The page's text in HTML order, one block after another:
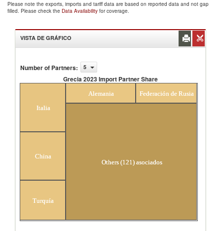
Please note the exports, imports and tariff data are based on reported data and not gap
filled. Please check the Data Availability for coverage.
VISTA DE GRÁFICO
Number of Partners: 5
Grecia 2023 Import Partner Share
Italia
China
Turquía
Alemania Federación de Rusia
Others (121) asociados